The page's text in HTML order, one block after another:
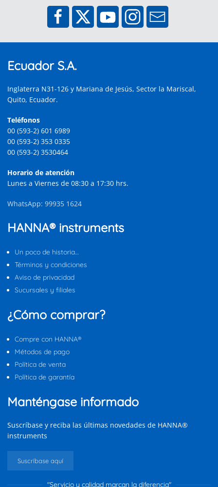
Ecuador S.A.
Inglaterra N31-126 y Mariana de Jesús, Sector la Mariscal,
Quito, Ecuador.
Teléfonos
00 (593-2) 601 6989
00 (593-2) 353 0335
00 (593-2) 3530464
Horario de atención
Lunes a Viernes de 08:30 a 17:30 hrs.
WhatsApp: 99935 1624
HANNA® instruments
Un poco de historia…
Términos y condiciones
Aviso de privacidad
Sucursales y filiales
¿Cómo comprar?
Compre con HANNA®
Métodos de pago
Política de venta
Política de garantía
Manténgase informado
Suscríbase y reciba las últimas novedades de HANNA®
instruments
Suscríbase aquí
"Servicio y calidad marcan la diferencia"